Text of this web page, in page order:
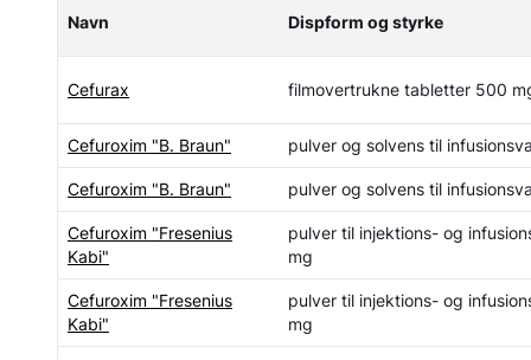
Navn Dispform og styrke
Cefurax filmovertrukne tabletter 500
Cefuroxim "B. Braun" pulver og solvens til
Cefuroxim "B. Braun" pulver og solvens til
Cefuroxim "Fresenius
Kabi"
pulver til injektions- og
mg
Cefuroxim "Fresenius
Kabi"
pulver til injektions- og
mg